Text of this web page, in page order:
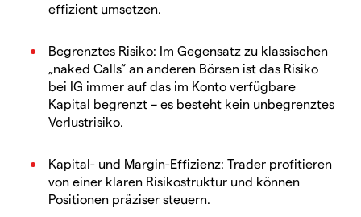
effizient umsetzen.
Begrenztes Risiko: Im Gegensatz zu klassischen
„naked Calls“ an anderen Börsen ist das Risiko
bei IG immer auf das im Konto verfügbare
Kapital begrenzt – es besteht kein unbegrenztes
Verlustrisiko.
Kapital- und Margin-Effizienz: Trader profitieren
von einer klaren Risikostruktur und können
Positionen präziser steuern.